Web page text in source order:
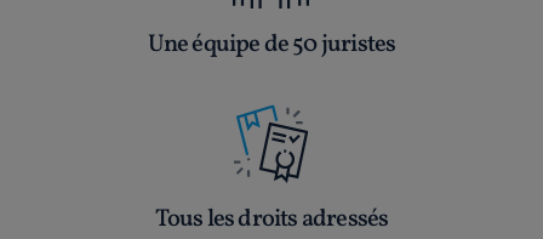
Une équipe de 50 juristes
Tous les droits adressés